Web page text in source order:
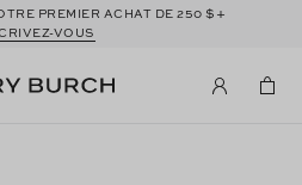
PREMIER ACHAT DE 250$+
VOUS